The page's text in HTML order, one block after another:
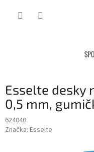
Esselte desky
0,5 mm,
624040
Značka: Esselte